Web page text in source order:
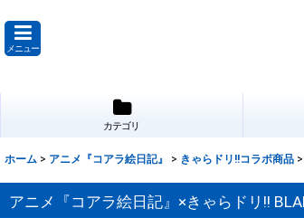
メニュー
カテゴリ
ホーム > アニメ『コアラ絵日記』 > きゃらドリ!!コラボ商品 >
アニメ『コアラ絵日記』×きゃらドリ!!